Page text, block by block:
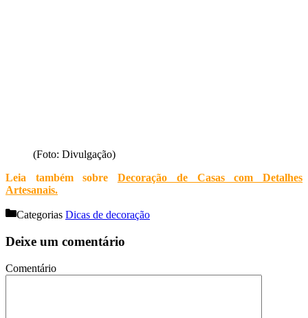
(Foto: Divulgação)
Leia também sobreDecoração de Casas com Detalhes
Artesanais.
Categorias Dicas de decoração
Deixe um comentário
Comentário